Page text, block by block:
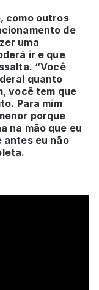
como outros
de
uma
ir e que
“Você
quanto
você tem que
Para mim
porque
na mão que eu
antes eu não